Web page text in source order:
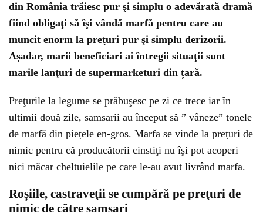
din România trăiesc pur şi simplu o adevărată dramă
fiind obligaţi să îşi vândă marfă pentru care au
muncit enorm la preţuri pur şi simplu derizorii.
Așadar, marii beneficiari ai întregii situaţii sunt
marile lanţuri de supermarketuri din țară.
Preţurile la legume se prăbuşesc pe zi ce trece iar în
ultimii două zile, samsarii au început să ” vâneze” tonele
de marfă din piețele en-gros. Marfa se vinde la preţuri de
nimic pentru că producătorii cinstiţi nu îşi pot acoperi
nici măcar cheltuielile pe care le-au avut livrând marfa.
Roșiile, castraveţii se cumpără pe preţuri de
nimic de către samsari